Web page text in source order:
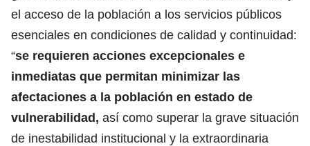
el acceso de la población a los servicios públicos
esenciales en condiciones de calidad y continuidad:
“se requieren acciones excepcionales e
inmediatas que permitan minimizar las
afectaciones a la población en estado de
vulnerabilidad, así como superar la grave situación
de inestabilidad institucional y la extraordinaria